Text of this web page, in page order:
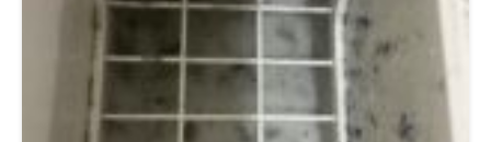
が落ちてしまいますので、洗濯物臭い等の不具合の原因になりま
すので、埃が出てきたら分解清掃のサインになります。 脱水カ
バー交換前汚れ状態になります。 ・脱水カバーはドラム槽クリ
ーナーでは汚れを取る事は出来ないので、定期的(2〜3年)に専門
た時に臭い発生する原因もあります。 脱水カバー全方位シャワ